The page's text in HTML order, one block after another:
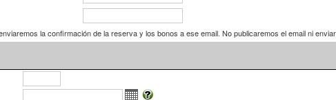
la confirmación de la reserva y los bonos a ese email. No publicaremos el email ni